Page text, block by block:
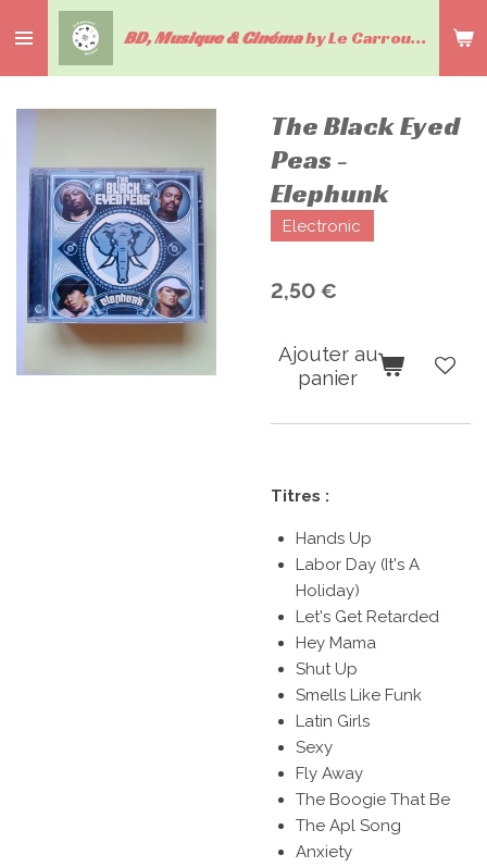
au
contenu
BD, Musique & Cinémaby Le Carrousel du livre
The Black Eyed
Peas -
Elephunk
Electronic
2,50 €
Ajouter au
panier
Titres :
Hands Up
Labor Day (It's A
Holiday)
Let's Get Retarded
Hey Mama
Shut Up
Smells Like Funk
Latin Girls
Sexy
Fly Away
The Boogie That Be
The Apl Song
Anxiety